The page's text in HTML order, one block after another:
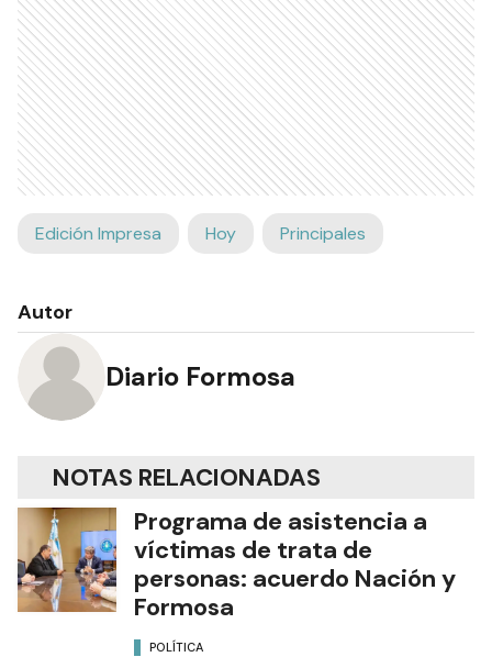
Edición Impresa Hoy Principales
Autor
Diario Formosa
NOTAS RELACIONADAS
Programa de asistencia a
víctimas de trata de
personas: acuerdo Nación y
Formosa
POLÍTICA